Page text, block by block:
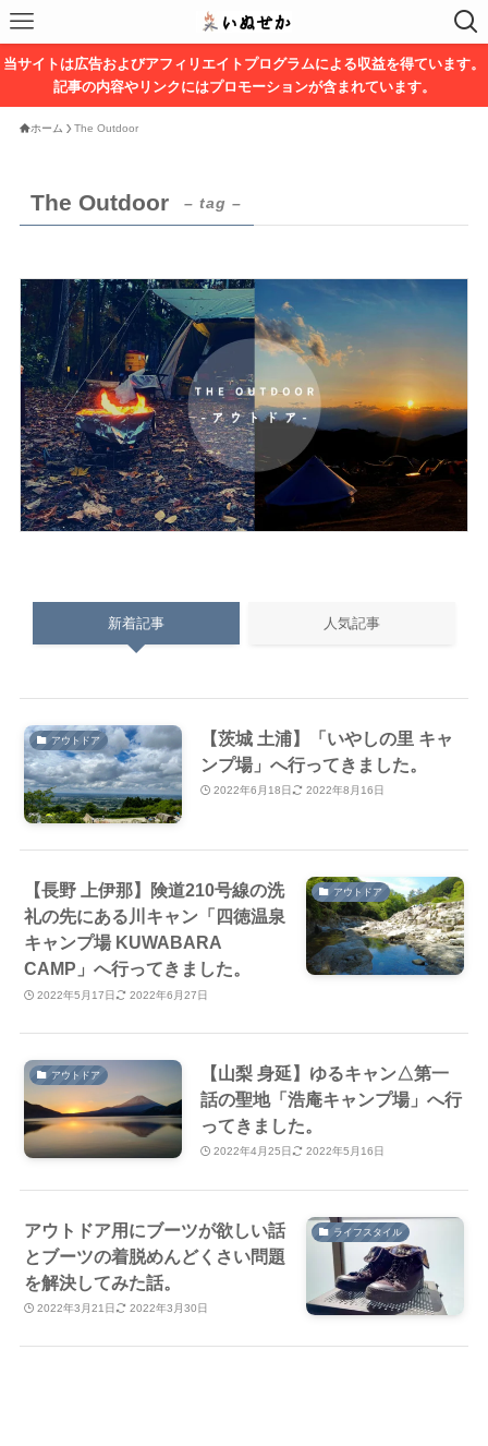
当サイトは広告およびアフィリエイトプログラムによる収益を得ています。
記事の内容やリンクにはプロモーションが含まれています。
ホーム The Outdoor
The Outdoor – tag –
新着記事 人気記事
アウトドア
【茨城 土浦】「いやしの里 キャ
ンプ場」へ行ってきました。
2022年6月18日 2022年8月16日
アウトドア
【長野 上伊那】険道210号線の洗
礼の先にある川キャン「四徳温泉
キャンプ場 KUWABARA
CAMP」へ行ってきました。
2022年5月17日 2022年6月27日
アウトドア
【山梨 身延】ゆるキャン△第一
話の聖地「浩庵キャンプ場」へ行
ってきました。
2022年4月25日 2022年5月16日
ライフスタイル
アウトドア用にブーツが欲しい話
とブーツの着脱めんどくさい問題
を解決してみた話。
2022年3月21日 2022年3月30日